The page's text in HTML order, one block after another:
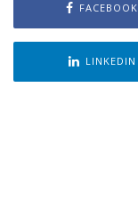
FACEBOOK
LINKEDIN